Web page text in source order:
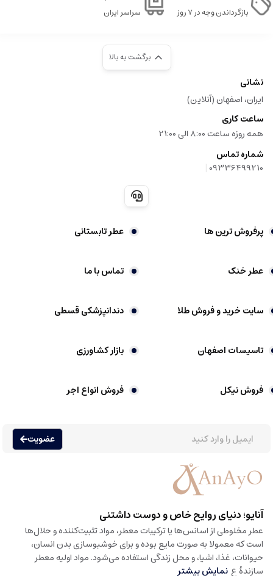
بازگرداندن وجه در ۷ روز
سراسر ایران
برگشت به بالا
نشانی
ایران، اصفهان (آنلاین)
ساعت کاری
همه روزه ساعت 8:00 الی 21:00
شماره تماس
09336499210
|
پرفروش ترین ها عطر تابستانی
عطر خنک تماس با ما
سایت خرید و فروش طلا دندانپزشکی قسطی
تاسیسات اصفهان بازار کشاورزی
فروش نیکل فروش انواع اجر
عضویت
آنایو؛ دنیای روایح خاص و دوست داشتنی
عطر مخلوطی از اسانس‌ها یا ترکیبات معطر، مواد تثبیت‌کننده و حلال‌ها
است که معمولا به صورت مایع بوده و برای خوشبوسازی بدن انسان،
حیوانات، غذا، اشیا، و محل زندگی استفاده می‌شود. مواد اولیه معطر
سازندهٔ ع نمایش بیشتر